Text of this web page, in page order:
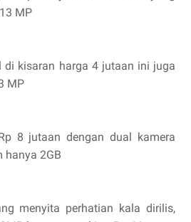
MP
di kisaran harga 4 jutaan ini juga
MP
8 jutaan dengan dual kamera
hanya 2GB
menyita perhatian kala dirilis,